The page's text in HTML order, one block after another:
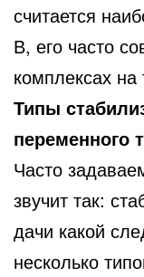
считается
В, его часто
комплексах на
Типы
переменного
Часто
звучит так:
дачи какой
несколько